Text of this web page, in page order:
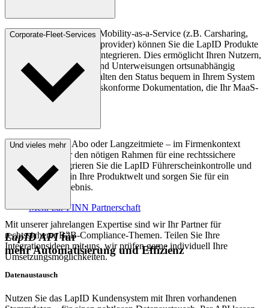
Als Anbieter im Bereich Mobility-as-a-Service (z.B. Carsharing,
ÖPNV oder Technologieprovider) können Sie die LapID Produkte
nahtlos in Ihre Plattform integrieren. Dies ermöglicht Ihren Nutzern,
Führerscheinkontrollen und Unterweisungen ortsunabhängig
durchzuführen. Sie verwalten den Status bequem in Ihrem System
und erhalten eine gesetzeskonforme Dokumentation, die Ihr MaaS-
Angebot optimal ergänzt.
Corporate-Fleet-Services
Carsharing, Auto Abo oder Langzeitmiete – im Firmenkontext
gewährleisten wir den nötigen Rahmen für eine rechtssichere
Umsetzung. Integrieren Sie die LapID Führerscheinkontrolle und
Unterweisungen in Ihre Produktwelt und sorgen Sie für ein
rechtssicheres Erlebnis.
Mehr zur FINN Partnerschaft
Und vieles mehr
Mit unserer jahrelangen Expertise sind wir Ihr Partner für
rechtssicherer B2B-Compliance-Themen. Teilen Sie Ihre
Integrationsideen mit uns, wir prüfen gerne individuell Ihre
Umsetzungsmöglichkeiten.
LapID APIfür
mehr Automatisierung und Effizienz
Datenaustausch
Nutzen Sie das LapID Kundensystem mit Ihren vorhandenen